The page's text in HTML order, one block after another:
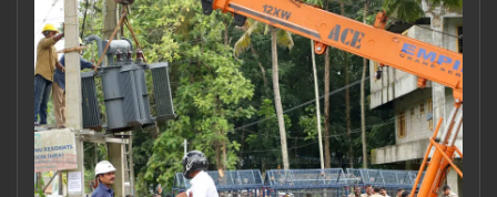
OBITUARY
NEWS 360
CASE DIARY